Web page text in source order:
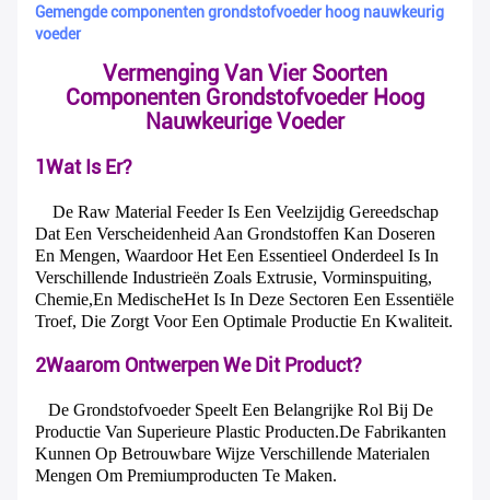
Gemengde componenten grondstofvoeder hoog nauwkeurig
voeder
Vermenging Van Vier Soorten
Componenten Grondstofvoeder Hoog
Nauwkeurige Voeder
1Wat Is Er?
De Raw Material Feeder Is Een Veelzijdig Gereedschap
Dat Een Verscheidenheid Aan Grondstoffen Kan Doseren
En Mengen, Waardoor Het Een Essentieel Onderdeel Is In
Verschillende Industrieën Zoals Extrusie, Vorminspuiting,
Chemie,en MedischeHet Is In Deze Sectoren Een Essentiële
Troef, Die Zorgt Voor Een Optimale Productie En Kwaliteit.
2Waarom Ontwerpen We Dit Product?
De Grondstofvoeder Speelt Een Belangrijke Rol Bij De
Productie Van Superieure Plastic Producten.de Fabrikanten
Kunnen Op Betrouwbare Wijze Verschillende Materialen
Mengen Om Premiumproducten Te Maken.